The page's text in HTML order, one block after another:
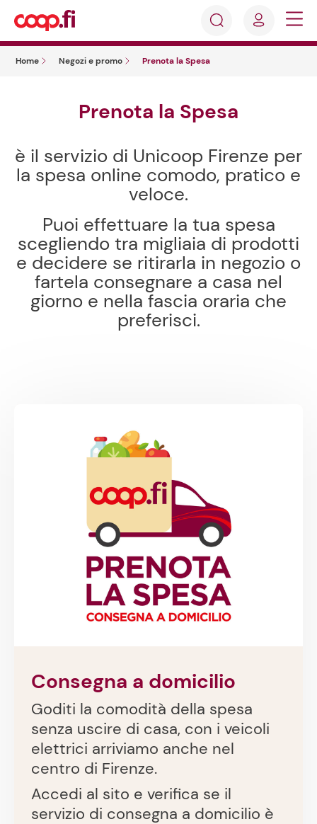
Accedi
Registrati
Home Negozi e promo Prenota la Spesa
Prenota la Spesa
è il servizio di Unicoop Firenze per
la spesa online comodo, pratico e
veloce.
Puoi effettuare la tua spesa
scegliendo tra migliaia di prodotti
e decidere se ritirarla in negozio o
fartela consegnare a casa nel
giorno e nella fascia oraria che
preferisci.
Consegna a domicilio
Goditi la comodità della spesa
senza uscire di casa, con i veicoli
elettrici arriviamo anche nel
centro di Firenze.
Accedi al sito e verifica se il
servizio di consegna a domicilio è